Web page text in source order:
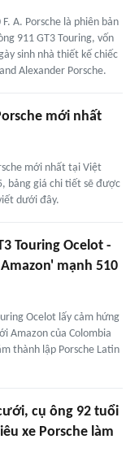
A. Porsche là phiên bản
911 GT3 Touring, vốn
sinh nhà thiết kế chiếc
Alexander Porsche.
mới nhất
mới nhất tại Việt
bảng giá chi tiết sẽ được
dưới đây.
Touring Ocelot -
mạnh 510
Ocelot lấy cảm hứng
Amazon của Colombia
thành lập Porsche Latin
cụ ông 92 tuổi
xe Porsche làm